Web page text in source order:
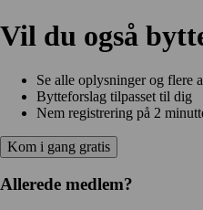
Vil du også
Se alle oplysninger og flere
Bytteforslag tilpasset til dig
Nem registrering på 2
Kom i gang gratis
Allerede medlem?